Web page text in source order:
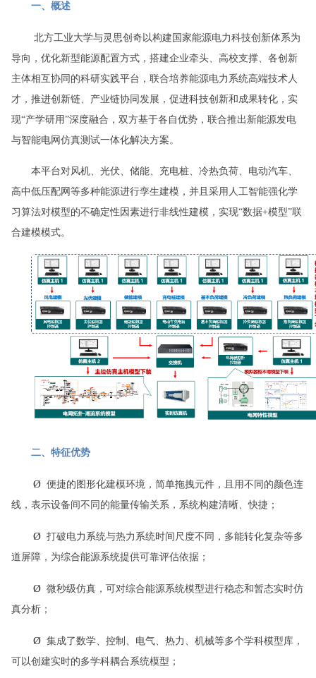
一、概述
北方工业大学与灵思创奇以构建国家能源电力科技创新体系为
导向，优化新型能源配置方式，搭建企业牵头、高校支撑、各创新
主体相互协同的科研实践平台，联合培养能源电力系统高端技术人
才，推进创新链、产业链协同发展，促进科技创新和成果转化，实
现“产学研用”深度融合，双方基于各自优势，联合推出 新能源发电
与智能电网仿真测试一体化解决方案。
本平台对风机、光伏、储能、充电桩、冷热负荷、电动汽车、
高中低压配网等多种能源进行孪生建模，并且采用人工智能强化学
习算法对模型的不确定性因素进行非线性建模，实现“数据+模型”联
合建模模式。
二、特征优势
Ø 便捷的图形化建模环境，简单拖拽元件，且用不同的颜色连
线，表示设备间不同的能量传输关系，系统构建清晰、快捷；
Ø 打破电力系统与热力系统时间尺度不同，多能转化复杂等多
道屏障，为综合能源系统提供可靠评估依据；
Ø 微秒级仿真，可对综合能源系统模型进行稳态和暂态实时仿
真分析；
Ø 集成了数学、控制、电气、热力、机械等多个学科模型库，
可以创建实时的多学科耦合系统模型；